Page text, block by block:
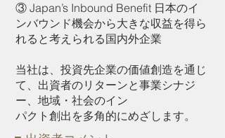
③ Japan’s Inbound Benefit 日本のイ
ンバウンド機会から大きな収益を得ら
れると考えられる国内外企業
当社は、投資先企業の価値創造を通じ
て、出資者のリターンと事業シナジ
ー、地域・社会のイン
パクト創出を多角的にめざします。